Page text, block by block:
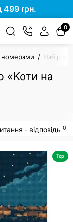
499 грн.
0
номерами Набір з
«Коти на
- відповідь 0
Top